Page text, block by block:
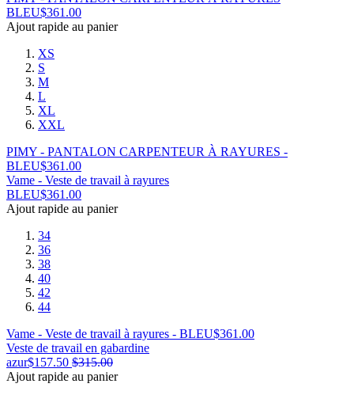
BLEU$361.00
Ajout rapide au panier
XS
S
M
L
XL
XXL
PIMY - PANTALON CARPENTEUR À RAYURES -
BLEU$361.00
Vame - Veste de travail à rayures
BLEU$361.00
Ajout rapide au panier
34
36
38
40
42
44
Vame - Veste de travail à rayures - BLEU$361.00
Veste de travail en gabardine
azur$157.50 $315.00
Ajout rapide au panier